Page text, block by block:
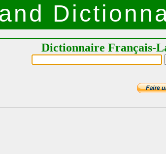
Dictionnaire Français-